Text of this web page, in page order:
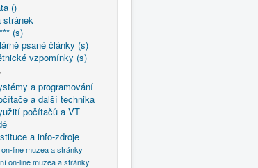
()
stránek
(s)
psané články (s)
vzpomínky (s)
a programování
a další technika
počítačů a VT
a info-zdroje
line muzea a stránky
on-line muzea a stránky